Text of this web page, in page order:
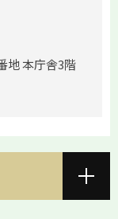
地 本庁舎3階